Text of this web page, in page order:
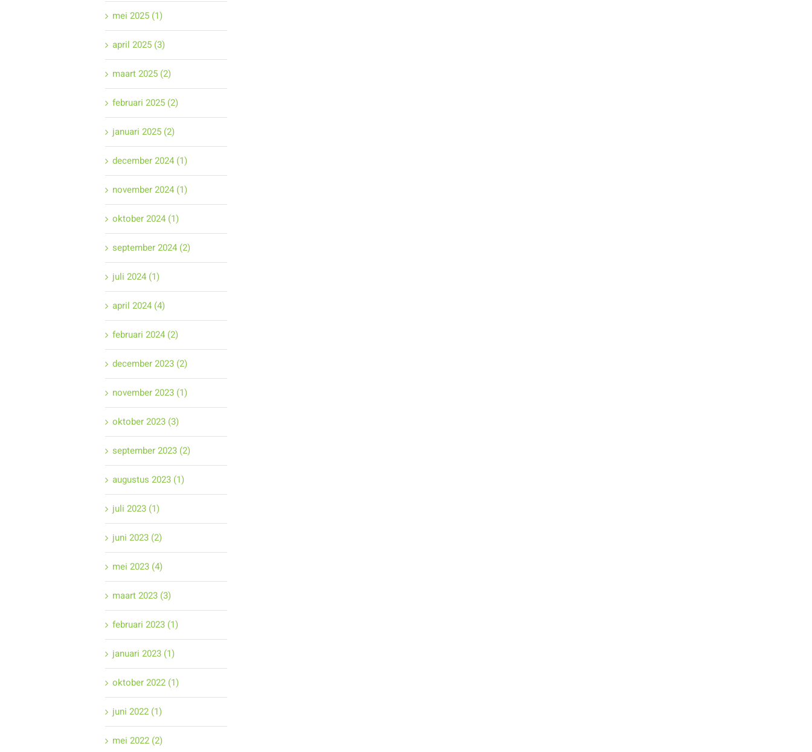
mei 2025 (1)
april 2025 (3)
maart 2025 (2)
februari 2025 (2)
januari 2025 (2)
december 2024 (1)
november 2024 (1)
oktober 2024 (1)
september 2024 (2)
juli 2024 (1)
april 2024 (4)
februari 2024 (2)
december 2023 (2)
november 2023 (1)
oktober 2023 (3)
september 2023 (2)
augustus 2023 (1)
juli 2023 (1)
juni 2023 (2)
mei 2023 (4)
maart 2023 (3)
februari 2023 (1)
januari 2023 (1)
oktober 2022 (1)
juni 2022 (1)
mei 2022 (2)